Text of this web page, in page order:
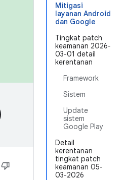
Mitigasi
layanan Android
dan Google
Tingkat patch
keamanan 2026-
03-01 detail
kerentanan
Framework
Sistem
Update
sistem
Google Play
Detail
kerentanan
tingkat patch
keamanan 05-
03-2026